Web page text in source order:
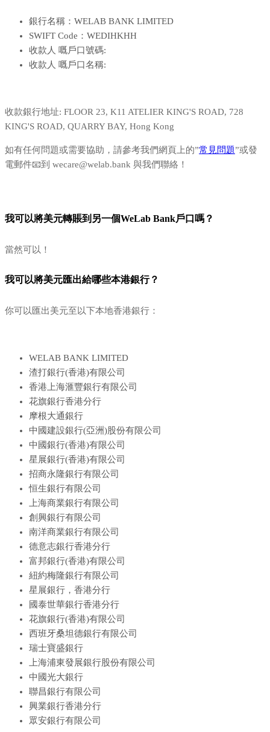
銀行名稱：WELAB BANK LIMITED
SWIFT Code：WEDIHKHH
收款人 嘅戶口號碼:
收款人 嘅戶口名稱:
收款銀行地址: FLOOR 23, K11 ATELIER KING'S ROAD, 728
KING'S ROAD, QUARRY BAY, Hong Kong
如有任何問題或需要協助，請參考我們網頁上的”常見問題”或發
電郵件📧到 wecare@welab.bank 與我們聯絡！
我可以將美元轉賬到另一個WeLab Bank戶口嗎？
當然可以！
我可以將美元匯出給哪些本港銀行？
你可以匯出美元至以下本地香港銀行：
WELAB BANK LIMITED
渣打銀行(香港)有限公司
香港上海滙豐銀行有限公司
花旗銀行香港分行
摩根大通銀行
中國建設銀行(亞洲)股份有限公司
中國銀行(香港)有限公司
星展銀行(香港)有限公司
招商永隆銀行有限公司
恒生銀行有限公司
上海商業銀行有限公司
創興銀行有限公司
南洋商業銀行有限公司
德意志銀行香港分行
富邦銀行(香港)有限公司
紐約梅隆銀行有限公司
星展銀行，香港分行
國泰世華銀行香港分行
花旗銀行(香港)有限公司
西班牙桑坦德銀行有限公司
瑞士寶盛銀行
上海浦東發展銀行股份有限公司
中國光大銀行
聯昌銀行有限公司
興業銀行香港分行
眾安銀行有限公司